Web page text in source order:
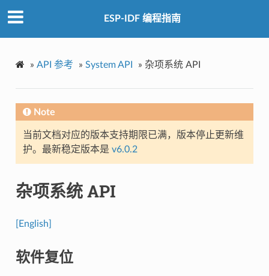
ESP-IDF 编程指南
» API 参考 » System API » 杂项系统 API
Note
当前文档对应的版本支持期限已满，版本停止更新维
护。最新稳定版本是 v6.0.2
杂项系统 API
[English]
软件复位